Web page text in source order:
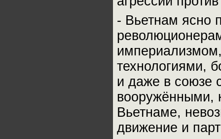
- Вьетнам ясно
технологиями,
и даже в союзе
вооружёнными,
Вьетнаме,
движение и